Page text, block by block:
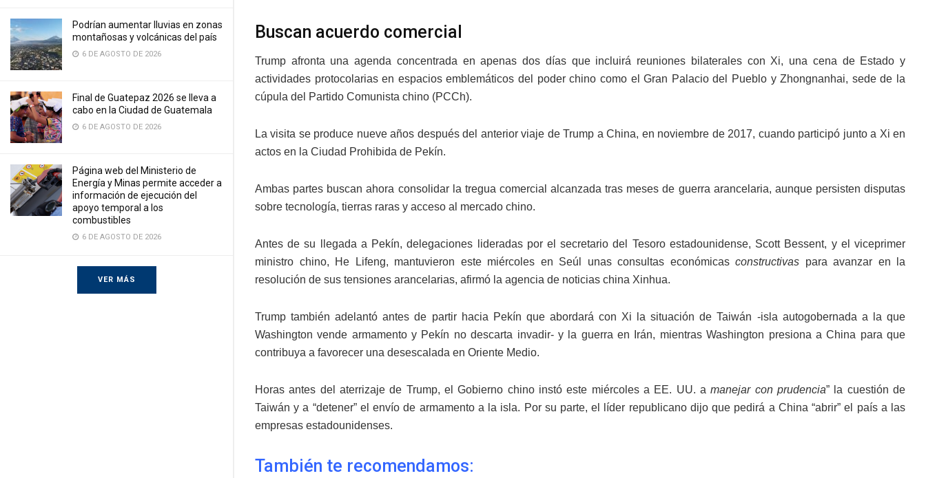
Podrían aumentar lluvias en zonas
montañosas y volcánicas del país
6 DE AGOSTO DE 2026
Final de Guatepaz 2026 se lleva a
cabo en la Ciudad de Guatemala
6 DE AGOSTO DE 2026
Página web del Ministerio de
Energía y Minas permite acceder a
información de ejecución del
apoyo temporal a los
combustibles
6 DE AGOSTO DE 2026
VER MÁS
Buscan acuerdo comercial
Trump afronta una agenda concentrada en apenas dos días que incluirá reuniones bilaterales con Xi, una cena de Estado y
actividades protocolarias en espacios emblemáticos del poder chino como el Gran Palacio del Pueblo y Zhongnanhai, sede de la
cúpula del Partido Comunista chino (PCCh).
La visita se produce nueve años después del anterior viaje de Trump a China, en noviembre de 2017, cuando participó junto a Xi en
actos en la Ciudad Prohibida de Pekín.
Ambas partes buscan ahora consolidar la tregua comercial alcanzada tras meses de guerra arancelaria, aunque persisten disputas
sobre tecnología, tierras raras y acceso al mercado chino.
Antes de su llegada a Pekín, delegaciones lideradas por el secretario del Tesoro estadounidense, Scott Bessent, y el viceprimer
ministro chino, He Lifeng, mantuvieron este miércoles en Seúl unas consultas económicas constructivas para avanzar en la
resolución de sus tensiones arancelarias, afirmó la agencia de noticias china Xinhua.
Trump también adelantó antes de partir hacia Pekín que abordará con Xi la situación de Taiwán -isla autogobernada a la que
Washington vende armamento y Pekín no descarta invadir- y la guerra en Irán, mientras Washington presiona a China para que
contribuya a favorecer una desescalada en Oriente Medio.
Horas antes del aterrizaje de Trump, el Gobierno chino instó este miércoles a EE. UU. amanejar con prudencia” la cuestión de
Taiwán y a “detener” el envío de armamento a la isla. Por su parte, el líder republicano dijo que pedirá a China “abrir” el país a las
empresas estadounidenses.
También te recomendamos: